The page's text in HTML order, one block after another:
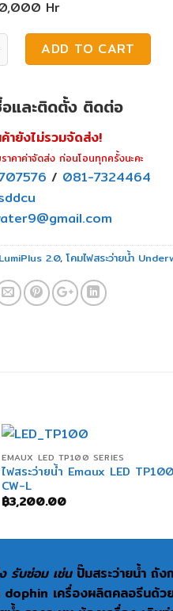
Hr
ำ Astralpool LED S-LIM2.0
ADD TO CART
และติดตั้ง ติดต่อ
ายังไม่รวมจัดส่ง!
คาค่าจัดส่ง ก่อนโอนทุกครั้งนะคะ
/ 081-7324464
LumiPlus 2.0,โคมไฟสระว่ายน้ำ
+
EMAUX LED TP100 SERIES
ไฟสระว่ายน้ำ Emaux LED
CW-L
฿3,200.00
รับซ่อม เช่น ปั๊มสระว่ายน้ำ ถัง
เครื่องผลิตคลอรีนด้วย